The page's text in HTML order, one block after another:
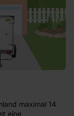
maximal 14
eine